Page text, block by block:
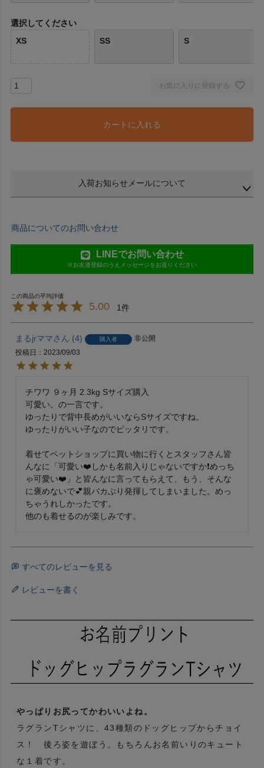
選択してください
XS
SS S
お気に入りに登録する
カートに入れる
入荷お知らせメールについて
商品についてのお問い合わせ
LINEでお問い合わせ
※お友達登録のうえメッセージをお送りください
5.00 1
まるjrママ 4 購入者
非公開
投稿日
2023/09/03
チワワ ９ヶ月 2.3kg Sサイズ購入
可愛い。の一言です。
ゆったりで背中長めがいいならSサイズですね。
ゆったりがいい子なのでピッタリです。
着せてペットショップに買い物に行くとスタッフさん皆
んなに「可愛い❤️しかも名前入りじゃないですか❗️めっち
ゃ可愛い❤️」と皆んなに言ってもらえて、もう、そんな
に褒めないで💕親バカぶり発揮してしまいました。めっ
ちゃうれしかったです。
他のも着せるのが楽しみです。
すべてのレビューを見る
レビューを書く
やっぱりお尻ってかわいいよね。
ラグランTシャツに、43種類のドッグヒップからチョイ
ス！ 後ろ姿を遊ぼう。もちろんお名前いりのキュート
な１着です。